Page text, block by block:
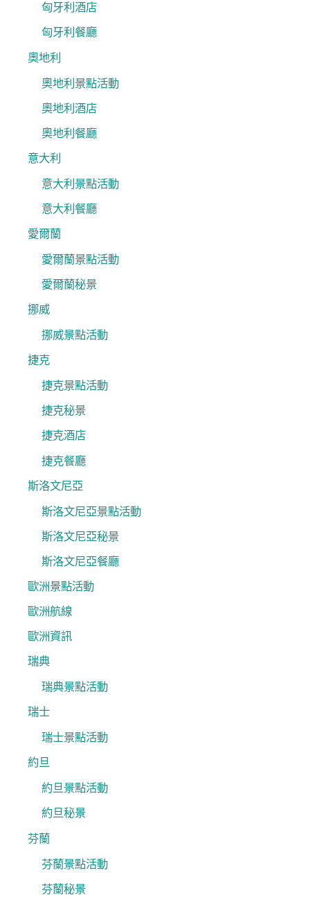
匈牙利酒店
匈牙利餐廳
奧地利
奧地利景點活動
奧地利酒店
奧地利餐廳
意大利
意大利景點活動
意大利餐廳
愛爾蘭
愛爾蘭景點活動
愛爾蘭秘景
挪威
挪威景點活動
捷克
捷克景點活動
捷克秘景
捷克酒店
捷克餐廳
斯洛文尼亞
斯洛文尼亞景點活動
斯洛文尼亞秘景
斯洛文尼亞餐廳
歐洲景點活動
歐洲航線
歐洲資訊
瑞典
瑞典景點活動
瑞士
瑞士景點活動
約旦
約旦景點活動
約旦秘景
芬蘭
芬蘭景點活動
芬蘭秘景